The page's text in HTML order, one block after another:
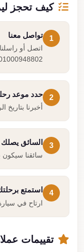
كيف تحجز
1
تواصل معنا
اتصل أو راسلنا
01000948802.
2
حدد موعد
أخبرنا بتاريخ
3
السائق يصلك
سائقنا سيكون
4
استمتع برحلتك
ارتاح في سيارة
تقييمات